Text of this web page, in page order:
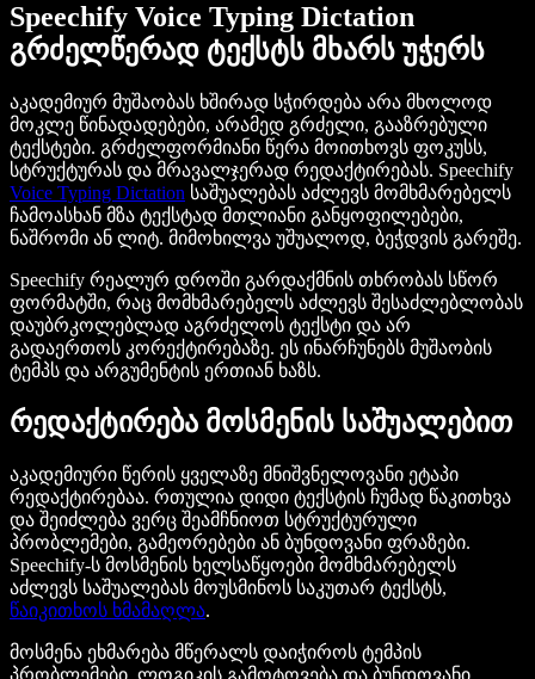
Speechify Voice Typing Dictation
გრძელწერად ტექსტს მხარს უჭერს
აკადემიურ მუშაობას ხშირად სჭირდება არა მხოლოდ
მოკლე წინადადებები, არამედ გრძელი, გააზრებული
ტექსტები. გრძელფორმიანი წერა მოითხოვს ფოკუსს,
სტრუქტურას და მრავალჯერად რედაქტირებას. Speechify
Voice Typing Dictation საშუალებას აძლევს მომხმარებელს
ჩამოასხან მზა ტექსტად მთლიანი განყოფილებები,
ნაშრომი ან ლიტ. მიმოხილვა უშუალოდ, ბეჭდვის გარეშე.
Speechify რეალურ დროში გარდაქმნის თხრობას სწორ
ფორმატში, რაც მომხმარებელს აძლევს შესაძლებლობას
დაუბრკოლებლად აგრძელოს ტექსტი და არ
გადაერთოს კორექტირებაზე. ეს ინარჩუნებს მუშაობის
ტემპს და არგუმენტის ერთიან ხაზს.
რედაქტირება მოსმენის საშუალებით
აკადემიური წერის ყველაზე მნიშვნელოვანი ეტაპი
რედაქტირებაა. რთულია დიდი ტექსტის ჩუმად წაკითხვა
და შეიძლება ვერც შეამჩნიოთ სტრუქტურული
პრობლემები, გამეორებები ან ბუნდოვანი ფრაზები.
Speechify-ს მოსმენის ხელსაწყოები მომხმარებელს
აძლევს საშუალებას მოუსმინოს საკუთარ ტექსტს,
წაიკითხოს ხმამაღლა.
მოსმენა ეხმარება მწერალს დაიჭიროს ტემპის
პრობლემები, ლოგიკის გამოტოვება და ბუნდოვანი